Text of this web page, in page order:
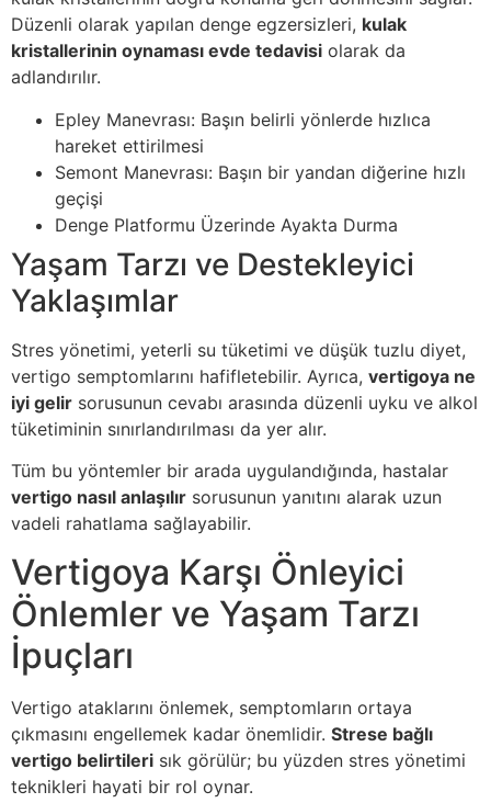
Düzenli olarak yapılan denge egzersizleri, kulak
kristallerinin oynaması evde tedavisi olarak da
adlandırılır.
Epley Manevrası: Başın belirli yönlerde hızlıca
hareket ettirilmesi
Semont Manevrası: Başın bir yandan diğerine hızlı
geçişi
Denge Platformu Üzerinde Ayakta Durma
Yaşam Tarzı ve Destekleyici
Yaklaşımlar
Stres yönetimi, yeterli su tüketimi ve düşük tuzlu diyet,
vertigo semptomlarını hafifletebilir. Ayrıca, vertigoya ne
iyi gelir sorusunun cevabı arasında düzenli uyku ve alkol
tüketiminin sınırlandırılması da yer alır.
Tüm bu yöntemler bir arada uygulandığında, hastalar
vertigo nasıl anlaşılır sorusunun yanıtını alarak uzun
vadeli rahatlama sağlayabilir.
Vertigoya Karşı Önleyici
Önlemler ve Yaşam Tarzı
İpuçları
Vertigo ataklarını önlemek, semptomların ortaya
çıkmasını engellemek kadar önemlidir. Strese bağlı
vertigo belirtileri sık görülür; bu yüzden stres yönetimi
teknikleri hayati bir rol oynar.